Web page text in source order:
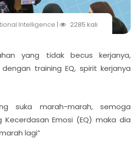
Intelligence | 2285 kali
yang tidak becus kerjanya,
training EQ, spirit kerjanya
suka marah-marah, semoga
Emosi (EQ) maka dia
lagi”